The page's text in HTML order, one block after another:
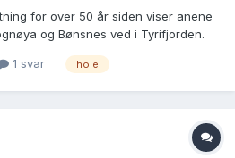
for over 50 år siden viser anene
og Bønsnes ved i Tyrifjorden.
og hans kone Berthe Andersdatter
1 svar hole